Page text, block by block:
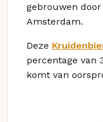
gebrouwen door
Amsterdam.
Deze
percentage van
komt van